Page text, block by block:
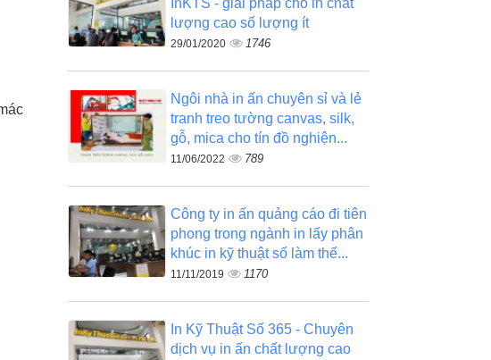
InKTS - giải pháp cho in chất
lượng cao số lượng ít
29/01/2020 1746
Ngôi nhà in ấn chuyên sỉ và lẻ
tranh treo tường canvas, silk,
gỗ, mica cho tín đồ nghiện...
11/06/2022 789
Công ty in ấn quảng cáo đi tiên
phong trong ngành in lấy phân
khúc in kỹ thuật số làm thế...
11/11/2019 1170
In Kỹ Thuật Số 365 - Chuyên
dịch vụ in ấn chất lượng cao